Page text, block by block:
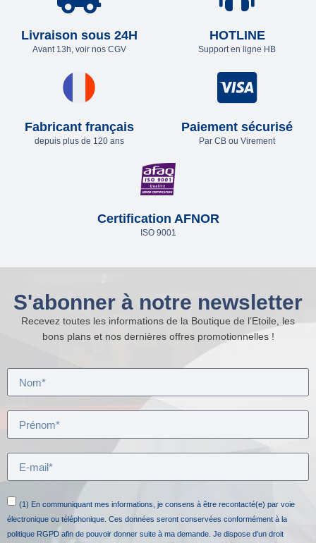
Livraison sous 24H
Avant 13h, voir nos CGV
HOTLINE
Support en ligne HB
Fabricant français
depuis plus de 120 ans
Paiement sécurisé
Par CB ou Virement
Certification AFNOR
ISO 9001
S'abonner à notre newsletter
Recevez toutes les informations de la Boutique de l’Etoile, les
bons plans et nos dernières offres promotionnelles !
(1) En communiquant mes informations, je consens à être recontacté(e) par voie
électronique ou téléphonique. Ces données seront conservées conformément à la
politique RGPD afin de pouvoir donner suite à ma demande. Je dispose d’un droit